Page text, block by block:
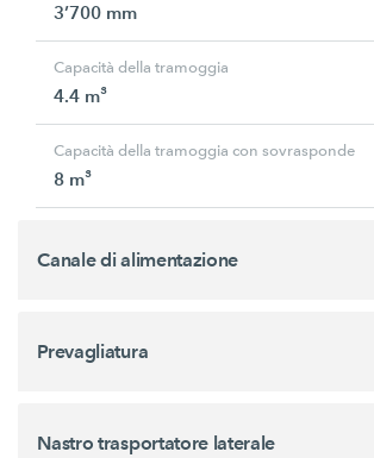
3’700 mm
Capacità della tramoggia
4.4 m³
Capacità della tramoggia con sovrasponde
8 m³
Canale di alimentazione
Prevagliatura
Nastro trasportatore laterale